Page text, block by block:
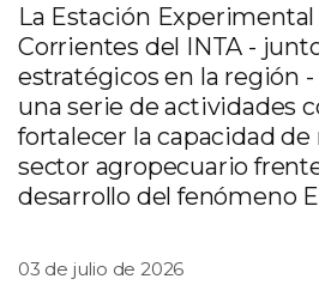
La Estación
Corrientes del INTA -
estratégicos en la región
una serie de actividades
fortalecer la capacidad de
sector agropecuario
desarrollo del fenómeno
03 de julio de 2026